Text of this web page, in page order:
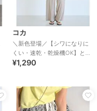
コカ
＼新色登場／【シワになりに
くい・速乾・乾燥機OK】とろ
みリブリラックスパンツ 全4色
¥1,290